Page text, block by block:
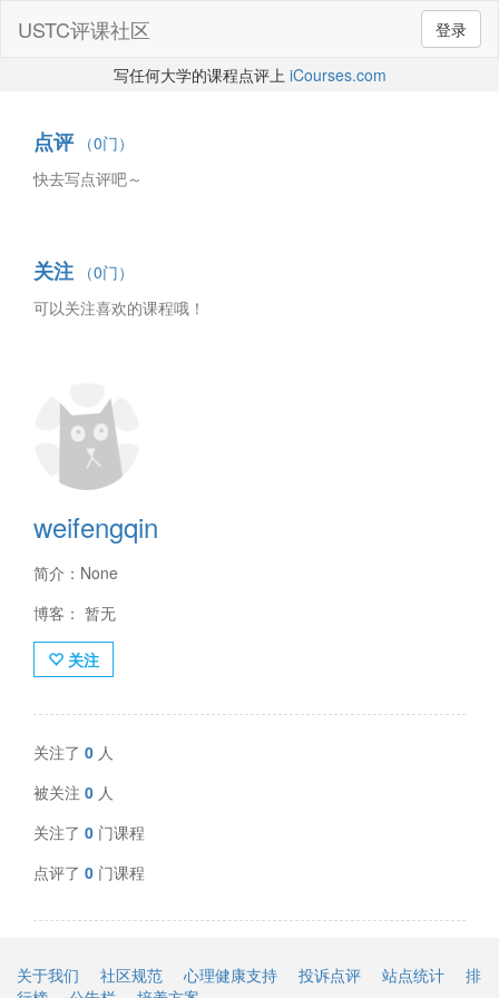
登录
USTC评课社区
写任何大学的课程点评上 iCourses.com
点评（0门）
快去写点评吧～
关注 （0门）
可以关注喜欢的课程哦！
weifengqin
简介：None
博客： 暂无
关注
关注了 0 人
被关注 0 人
关注了 0 门课程
点评了 0 门课程
关于我们 社区规范 心理健康支持 投诉点评 站点统计
排